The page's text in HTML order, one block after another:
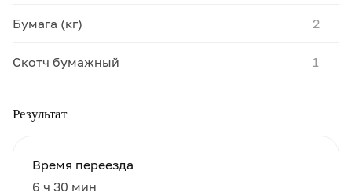
Бумага (кг) 2
Скотч бумажный 1
Результат
Время переезда
6 ч 30 мин